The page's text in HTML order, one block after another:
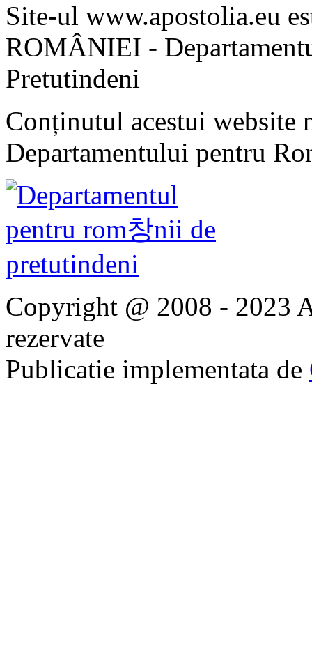
Site-ul www.apostolia.eu
ROMÂNIEI -
Pretutindeni
Conținutul acestui website
Departamentului pentru
Copyright @ 2008 - 2023
rezervate
Publicatie implementata de